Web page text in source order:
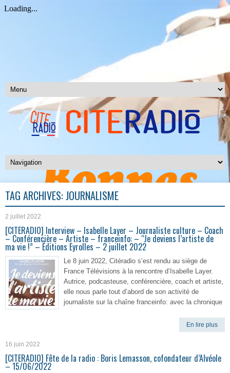
TAG ARCHIVES:JOURNALISME
2 juillet 2022
[CITERADIO] Interview – Isabelle Layer – Journaliste culture – Coach
– Conférencière – Artiste – franceinfo: – “Je deviens l’artiste de
ma vie !” – Éditions Eyrolles – 2 juillet 2022
Le 8 juin 2022, Citéradio s’est rendu au siège de
France Télévisions à la rencontre d’Isabelle Layer.
Autrice, podcasteuse, conférencière, coach et artiste,
elle nous parle tout d’abord de son activité de
journaliste sur la chaîne franceinfo: avec la chronique
En lire plus
16 juin 2022
[CITERADIO] Fête de la radio : Boris Lemasson, cofondateur d’Alvéole
– 15/06/2022